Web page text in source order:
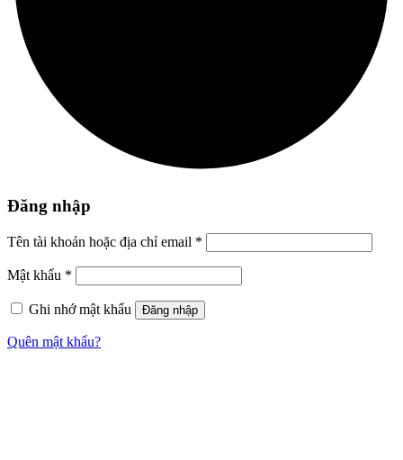
Đăng nhập
Tên tài khoản hoặc địa chỉ email *
Mật khẩu *
Ghi nhớ mật khẩu Đăng nhập
Quên mật khẩu?